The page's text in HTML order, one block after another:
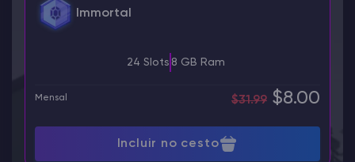
Immortal
24 Slots 8 GB Ram
Mensal $31.99 $8.00
Incluir no cesto